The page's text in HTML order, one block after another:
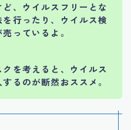
、ウイルスフリーとな
行ったり、ウイルス検
っているよ。
を考えると、ウイルス
るのが断然おススメ。